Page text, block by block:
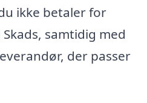
ikke betaler for
samtidig med
der passer